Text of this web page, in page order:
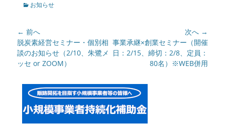
カ
リ
ー
お知らせ
投
稿
ナ
ビ
ゲ
シ
ョ
← 前へ
前
の
記
脱炭素経営セミナー・個別相
談のお知らせ（2/10、朱鷺メ
ッセ or ZOOM）
次へ →
次
の
事業承継×創業セミナー（開催
日：2/15、締切：2/8、定員：
80名）※WEB併用